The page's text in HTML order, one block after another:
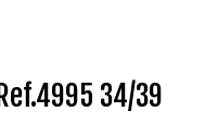
34/39